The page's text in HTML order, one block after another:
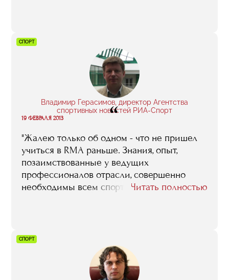
СПОРТ
Владимир Герасимов, директор Агентства
спортивных новостей РИА-Спорт
“
19 ФЕВРАЛЯ 2013
"Жалею только об одном - что не пришел
учиться в RMA раньше. Знания, опыт,
позаимствованные у ведущих
профессионалов отрасли, совершенно
необходимы всем спортивнымЧитать полностью
СПОРТ